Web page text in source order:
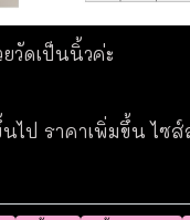
วัดเป็นนิ้วค่ะ
ไป ราคาเพิ่มขึ้น ไซส์